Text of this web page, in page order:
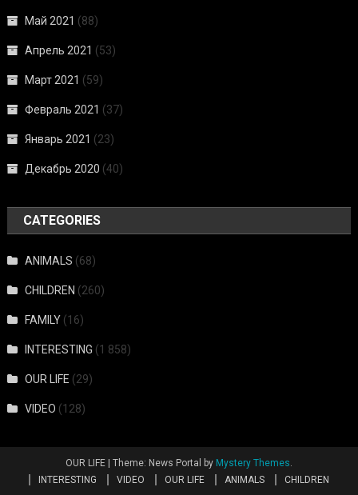
Май 2021 (88)
Апрель 2021 (53)
Март 2021 (59)
Февраль 2021 (37)
Январь 2021 (23)
Декабрь 2020 (40)
CATEGORIES
ANIMALS (68)
CHILDREN (260)
FAMILY (16)
INTERESTING (1 858)
OUR LIFE (29)
VIDEO (128)
OUR LIFE | Theme: News Portal by Mystery Themes
INTERESTING
VIDEO OUR LIFE ANIMALS CHILDREN